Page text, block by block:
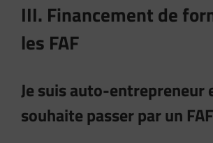
III. Financement de
les FAF
Je suis auto-entrepreneur
souhaite passer par un FAF